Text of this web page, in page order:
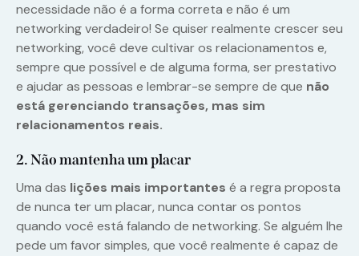
necessidade não é a forma correta e não é um
networking verdadeiro! Se quiser realmente crescer seu
networking, você deve cultivar os relacionamentos e,
sempre que possível e de alguma forma, ser prestativo
e ajudar as pessoas e lembrar-se sempre de que não
está gerenciando transações, mas sim
relacionamentos reais.
2. Não mantenha um placar
Uma das lições mais importantes é a regra proposta
de nunca ter um placar, nunca contar os pontos
quando você está falando de networking. Se alguém lhe
pede um favor simples, que você realmente é capaz de